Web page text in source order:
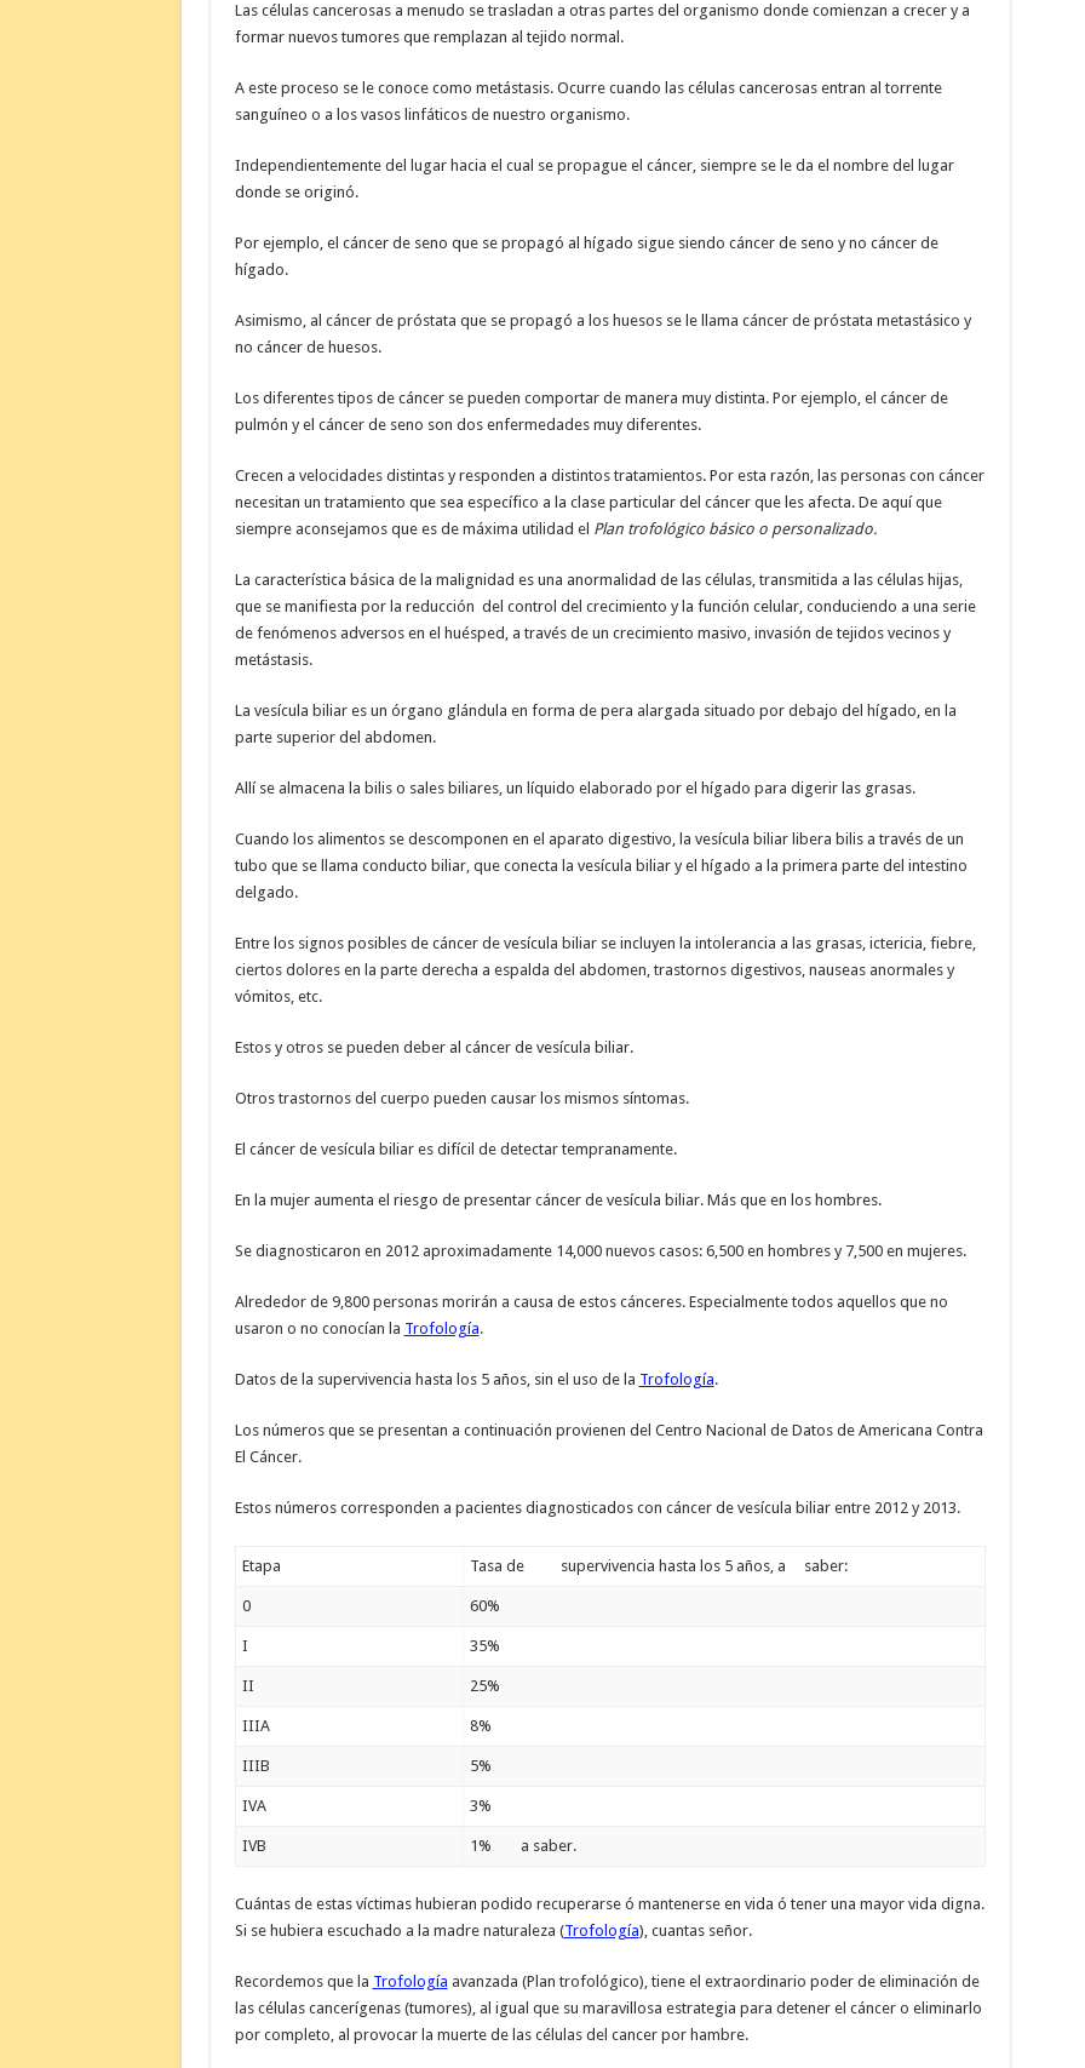
Las células cancerosas a menudo se trasladan a otras partes del organismo donde comienzan a crecer y a
formar nuevos tumores que remplazan al tejido normal.
A este proceso se le conoce como metástasis. Ocurre cuando las células cancerosas entran al torrente
sanguíneo o a los vasos linfáticos de nuestro organismo.
Independientemente del lugar hacia el cual se propague el cáncer, siempre se le da el nombre del lugar
donde se originó.
Por ejemplo, el cáncer de seno que se propagó al hígado sigue siendo cáncer de seno y no cáncer de
hígado.
Asimismo, al cáncer de próstata que se propagó a los huesos se le llama cáncer de próstata metastásico y
no cáncer de huesos.
Los diferentes tipos de cáncer se pueden comportar de manera muy distinta. Por ejemplo, el cáncer de
pulmón y el cáncer de seno son dos enfermedades muy diferentes.
Crecen a velocidades distintas y responden a distintos tratamientos. Por esta razón, las personas con cáncer
necesitan un tratamiento que sea específico a la clase particular del cáncer que les afecta. De aquí que
siempre aconsejamos que es de máxima utilidad el Plan trofológico básico o personalizado.
La característica básica de la malignidad es una anormalidad de las células, transmitida a las células hijas,
que se manifiesta por la reducción del control del crecimiento y la función celular, conduciendo a una serie
de fenómenos adversos en el huésped, a través de un crecimiento masivo, invasión de tejidos vecinos y
metástasis.
La vesícula biliar es un órgano glándula en forma de pera alargada situado por debajo del hígado, en la
parte superior del abdomen.
Allí se almacena la bilis o sales biliares, un líquido elaborado por el hígado para digerir las grasas.
Cuando los alimentos se descomponen en el aparato digestivo, la vesícula biliar libera bilis a través de un
tubo que se llama conducto biliar, que conecta la vesícula biliar y el hígado a la primera parte del intestino
delgado.
Entre los signos posibles de cáncer de vesícula biliar se incluyen la intolerancia a las grasas, ictericia, fiebre,
ciertos dolores en la parte derecha a espalda del abdomen, trastornos digestivos, nauseas anormales y
vómitos, etc.
Estos y otros se pueden deber al cáncer de vesícula biliar.
Otros trastornos del cuerpo pueden causar los mismos síntomas.
El cáncer de vesícula biliar es difícil de detectar tempranamente.
En la mujer aumenta el riesgo de presentar cáncer de vesícula biliar. Más que en los hombres.
Se diagnosticaron en 2012 aproximadamente 14,000 nuevos casos: 6,500 en hombres y 7,500 en mujeres.
Alrededor de 9,800 personas morirán a causa de estos cánceres. Especialmente todos aquellos que no
usaron o no conocían la Trofología.
Datos de la supervivencia hasta los 5 años, sin el uso de la Trofología.
Los números que se presentan a continuación provienen del Centro Nacional de Datos de Americana Contra
El Cáncer.
Estos números corresponden a pacientes diagnosticados con cáncer de vesícula biliar entre 2012 y 2013.
Etapa Tasa de supervivencia hasta los 5 años, a saber:
0 60%
I 35%
II 25%
IIIA 8%
IIIB 5%
IVA 3%
IVB 1% a saber.
Cuántas de estas víctimas hubieran podido recuperarse ó mantenerse en vida ó tener una mayor vida digna.
Si se hubiera escuchado a la madre naturaleza (Trofología), cuantas señor.
Recordemos que la Trofología avanzada (Plan trofológico), tiene el extraordinario poder de eliminación de
las células cancerígenas (tumores), al igual que su maravillosa estrategia para detener el cáncer o eliminarlo
por completo, al provocar la muerte de las células del cancer por hambre.